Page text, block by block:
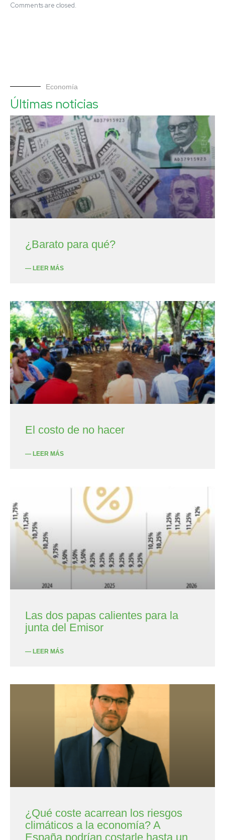
Comments are closed.
Economía
Últimas noticias
¿Barato para qué?
— LEER MÁS
El costo de no hacer
— LEER MÁS
Las dos papas calientes para la
junta del Emisor
— LEER MÁS
¿Qué coste acarrean los riesgos
climáticos a la economía? A
España podrían costarle hasta un